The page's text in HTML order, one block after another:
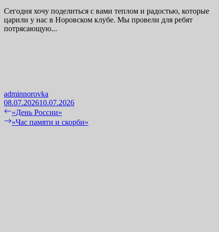
Сегодня хочу поделиться с вами теплом и радостью, которые
царили у нас в Норовском клубе. Мы провели для ребят
потрясающую...
adminnorovka
08.07.202610.07.2026
Навигация
по
Previous
post:
«День России»
Next
«Час памяти и скорби»